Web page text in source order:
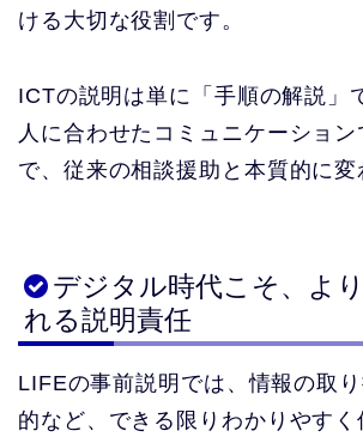
ける大切な役割です。
ICTの説明は単に「手順の解説」
人に合わせたコミュニケーショ
で、従来の相談援助と本質的に変
デジタル時代こそ、よ
れる説明責任
LIFEの事前説明では、情報の取
的など、できる限りわかりやす